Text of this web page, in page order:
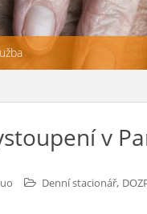
v
Denní stacionář,